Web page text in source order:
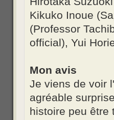
Kikuko Inoue
(Professor
official), Yui
Mon avis
Je viens de voir
agréable
histoire peu être